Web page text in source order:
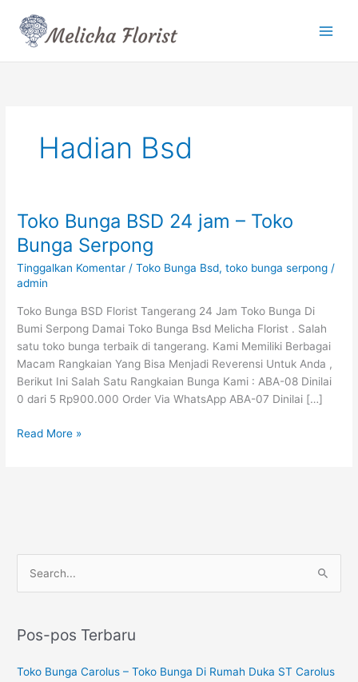
konten
Hadian Bsd
Toko Bunga BSD 24 jam – Toko
Bunga Serpong
Tinggalkan Komentar /Toko Bunga Bsd,toko bunga serpong /
admin
Toko Bunga BSD Florist Tangerang 24 Jam Toko Bunga Di
Bumi Serpong Damai Toko Bunga Bsd Melicha Florist . Salah
satu toko bunga terbaik di tangerang. Kami Memiliki Berbagai
Macam Rangkaian Yang Bisa Menjadi Reverensi Untuk Anda ,
Berikut Ini Salah Satu Rangkaian Bunga Kami : ABA-08 Dinilai
0 dari 5 Rp900.000 Order Via WhatsApp ABA-07 Dinilai […]
Toko
Bunga
BSD
24
jam
–
Toko
Bunga
Serpong
Read More »
iPos-pos Terbaru
Toko Bunga Carolus – Toko Bunga Di Rumah Duka ST Carolus
c
r